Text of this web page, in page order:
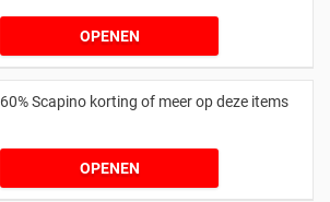
OPENEN
60% Scapino korting of meer op deze items
OPENEN